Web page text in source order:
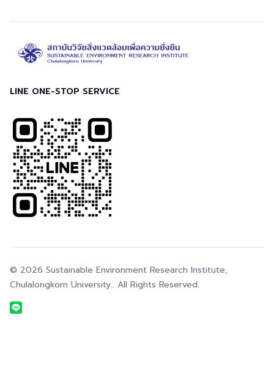
LINE ONE-STOP SERVICE
© 2026 Sustainable Environment Research Institute,
Chulalongkorn University.. All Rights Reserved.